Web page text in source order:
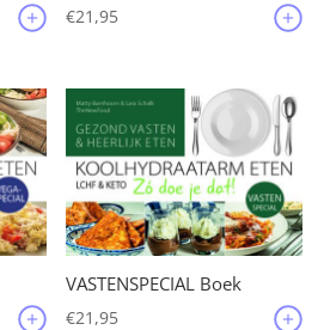
€21,95
VASTENSPECIAL Boek
€21,95